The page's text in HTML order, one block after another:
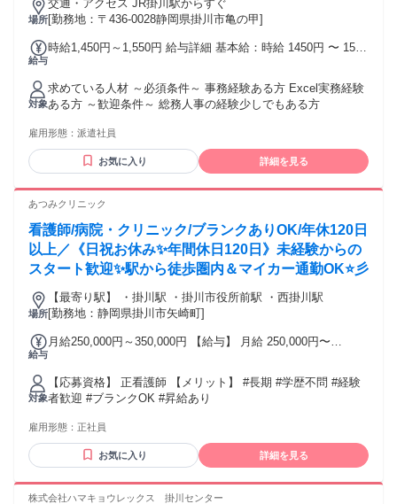
場所
交通・アクセス JR掛川駅からすぐ
[勤務地：〒436-0028静岡県掛川市亀の甲]
給与
時給1,450円～1,550円 給与詳細 基本給：時給 1450円 〜 1550
対象
求めている人材 ～必須条件～ 事務経験ある方 Excel実務経験
ある方 ～歓迎条件～ 総務人事の経験少しでもある方
雇用形態： 派遣社員
お気に入り 詳細を見る
あつみクリニック
看護師/病院・クリニック/ブランクありOK/年休120日
以上／《日祝お休み✨年間休日120日》未経験からの
スタート歓迎✨駅から徒歩圏内＆マイカー通勤OK⭐彡
場所
【最寄り駅】 ・掛川駅 ・掛川市役所前駅 ・西掛川駅
[勤務地：静岡県掛川市矢崎町]
給与
月給250,000円～350,000円 【給与】 月給 250,000円〜
対象
【応募資格】 正看護師 【メリット】 #長期 #学歴不問 #経験
者歓迎 #ブランクOK #昇給あり
雇用形態： 正社員
お気に入り 詳細を見る
株式会社ハマキョウレックス 掛川センター